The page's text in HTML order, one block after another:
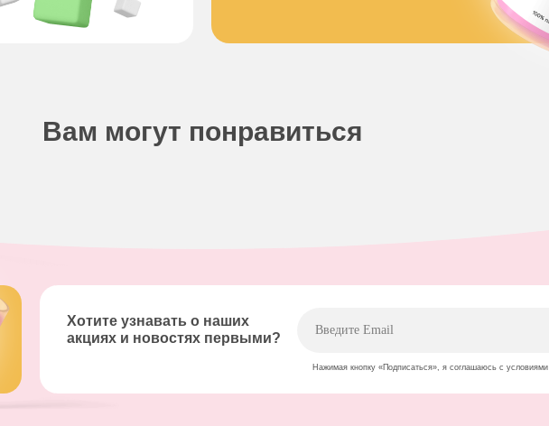
Вам могут понравиться
Хотите узнавать о наших
акциях и новостях первыми?
Нажимая кнопку «Подписаться», я соглашаюсь с условиями